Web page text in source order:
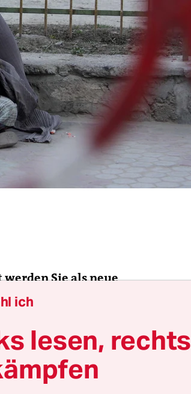
werden Sie als neue
setzen?
gern noch internationaler
Einwanderer soll sich von
uns vorkommen.
ich
lesen, rechts